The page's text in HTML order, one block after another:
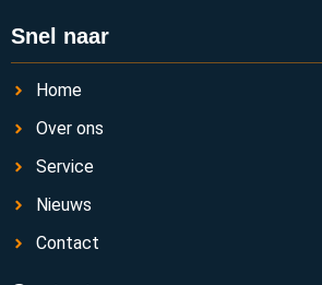
Snel naar
Home
Over ons
Service
Nieuws
Contact